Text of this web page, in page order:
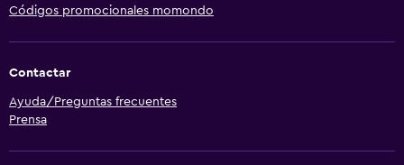
Códigos promocionales momondo
Contactar
Ayuda/Preguntas frecuentes
Prensa